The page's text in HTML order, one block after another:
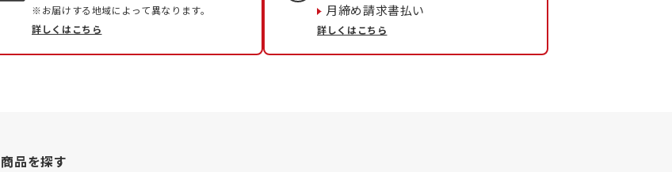
※お届けする地域によって異なります。
詳しくはこちら
月締め請求書払い
詳しくはこちら
商品を探す